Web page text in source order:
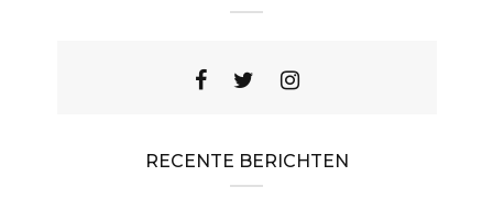
RECENTE BERICHTEN